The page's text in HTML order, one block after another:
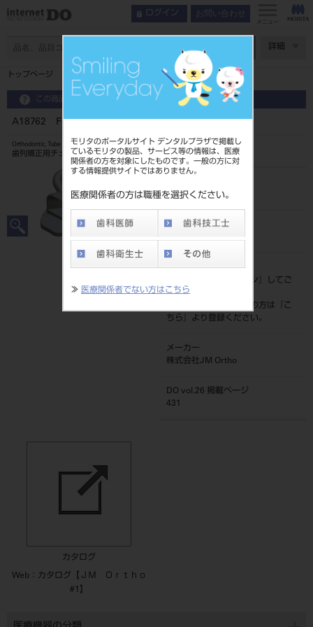
モリタのポータルサイト デンタルプラザで掲載し
ているモリタの製品、サービス等の情報は、医療
関係者の方を対象にしたものです。一般の方に対
する情報提供サイトではありません。
医療関係者の方は職種を選択ください。
≫ 医療関係者でない方はこちら
ログイン お問い合わせ
メニュー
詳細
トップページ A18762 FLIチューブ ロス DO 10入
この商品に関するお問い合わせ
A18762 FLIチューブ ロス DO 10入
Orthodontic, Tube
歯列矯正用チューブ
2068604818762
JAN/EANコード
標準価格
ログイン
』してご
覧ください。
ネット会員登録がまだの方は『
こ
ちら
』より登録ください。
メーカー
株式会社JM Ortho
DO vol.26 掲載ページ
431
カタログ
Web：カタログ【ＪＭ Ｏｒｔｈｏ
#1】